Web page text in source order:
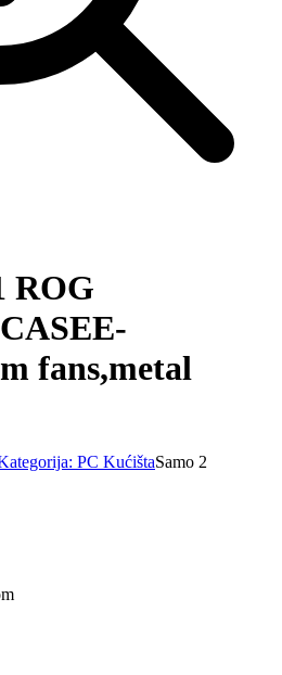
ROG
fans,metal
PC KućištaSamo 2